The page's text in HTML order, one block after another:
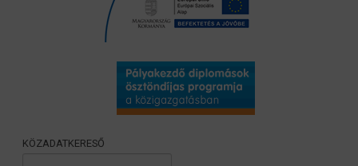
KÖZADATKERESŐ